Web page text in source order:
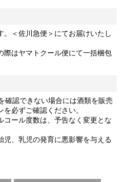
。＜佐川急便＞にてお届けいたし
はヤマトクール便にて一括梱包
確認できない場合には酒類を販売
必ずご確認ください。
コール度数は、予告なく変更とな
児、乳児の発育に悪影響を与える